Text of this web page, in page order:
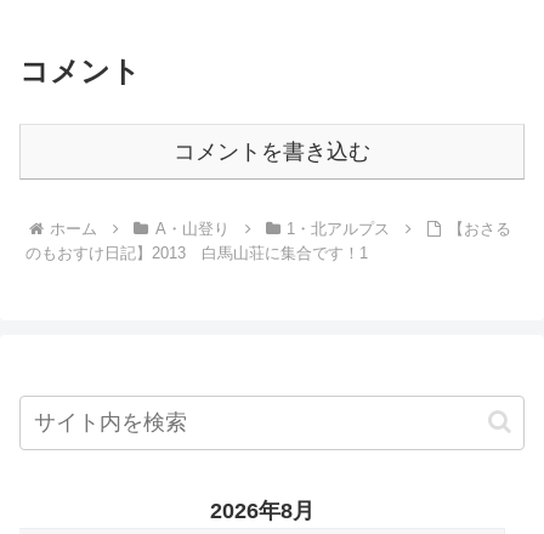
コメント
コメントを書き込む
ホーム A・山登り 1・北アルプス
【おさる
のもおすけ日記】2013 白馬山荘に集合です！1
2026年8月